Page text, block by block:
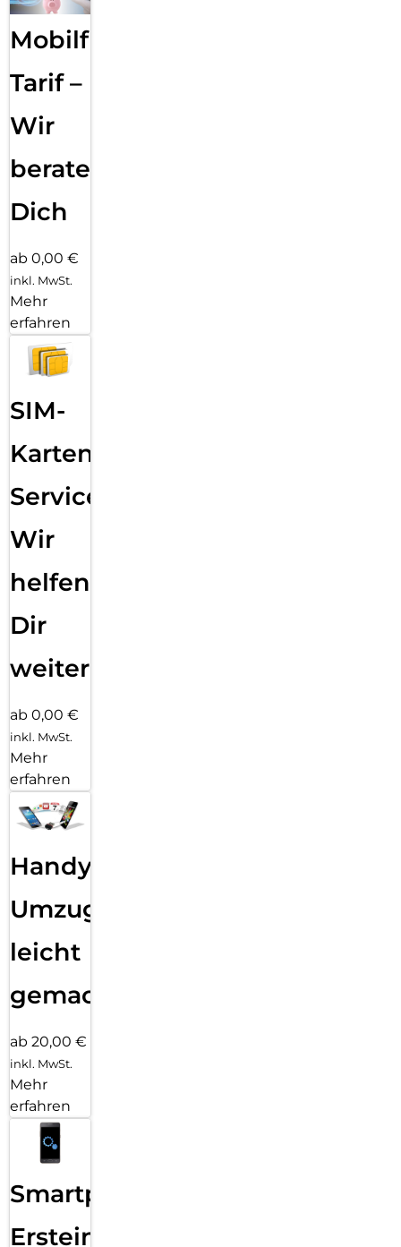
Mobilfunk
Tarif –
Wir
beraten
Dich
ab 0,00 €
inkl. MwSt.
Mehr
erfahren
SIM-
Karten
Service:
Wir
helfen
Dir
weiter
ab 0,00 €
inkl. MwSt.
Mehr
erfahren
Handy
Umzug
leicht
gemacht!
ab 20,00 €
inkl. MwSt.
Mehr
erfahren
Smartphone
Ersteinrichtung